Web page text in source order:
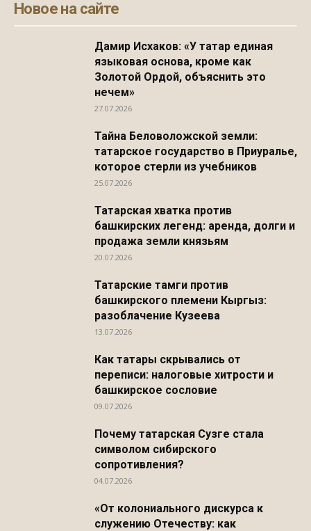
Новое на сайте
Дамир Исхаков: «У татар единая
языковая основа, кроме как
Золотой Ордой, объяснить это
нечем»
27.07.2026
Тайна Беловоложской земли:
татарское государство в Приуралье,
которое стерли из учебников
25.07.2026
Татарская хватка против
башкирских легенд: аренда, долги и
продажа земли князьям
20.07.2026
Татарские тамги против
башкирского племени Кыргыз:
разоблачение Кузеева
13.07.2026
Как татары скрывались от
переписи: налоговые хитрости и
башкирское сословие
09.07.2026
Почему татарская Сузге стала
символом сибирского
сопротивления?
04.07.2026
«От колониального дискурса к
служению Отечеству: как